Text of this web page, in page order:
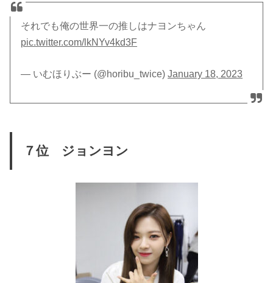
それでも俺の世界一の推しはナヨンちゃん
pic.twitter.com/lkNYv4kd3F
— いむほりぶー (@horibu_twice)January 18, 2023
７位 ジョンヨン